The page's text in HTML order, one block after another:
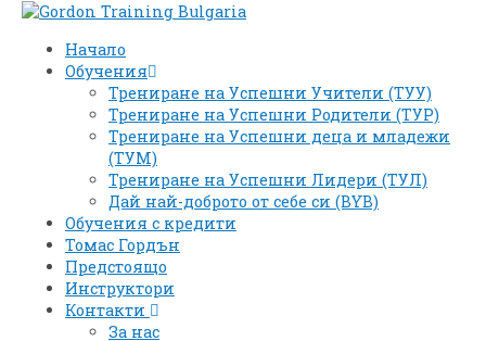
Начало
Обучения
Трениране на Успешни Учители (ТУУ)
Трениране на Успешни Родители (ТУР)
Трениране на Успешни деца и младежи
(ТУМ)
Трениране на Успешни Лидери (ТУЛ)
Дай най-доброто от себе си (BYB)
Обучения с кредити
Томас Гордън
Предстоящо
Инструктори
Контакти
За нас